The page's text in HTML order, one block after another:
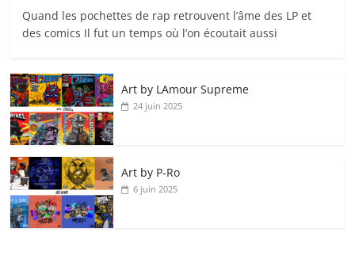
Quand les pochettes de rap retrouvent l’âme des LP et
des comics Il fut un temps où l’on écoutait aussi
Art by LAmour Supreme
24 juin 2025
Art by P‑Ro
6 juin 2025